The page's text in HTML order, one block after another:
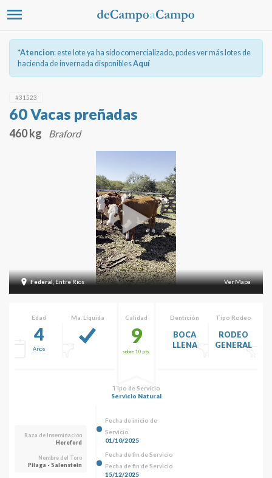
*Atencion: este lote ya ha sido comercializado, podes ver más lotes de
hacienda de invernada disponiblesAquí
60 Vacas preñadas
460 kg Braford
#31523
Federal, Entre Rios Ver Mapa
Edad
4
Años
Ma. Líquida Calidad
9
sobre 10 pts
Dentición
BOCA
LLENA
Tipo Rodeo
RODEO
GENERAL
Tipo de Servicio
Servicio Natural
Raza de Inseminación
Hereford
Nombre del Toro
Pilaga - Salenstein
Fecha de inicio de
Servicio
01/10/2025
Fecha de fin de Servicio
Fecha de fin de Servicio
15/12/2025